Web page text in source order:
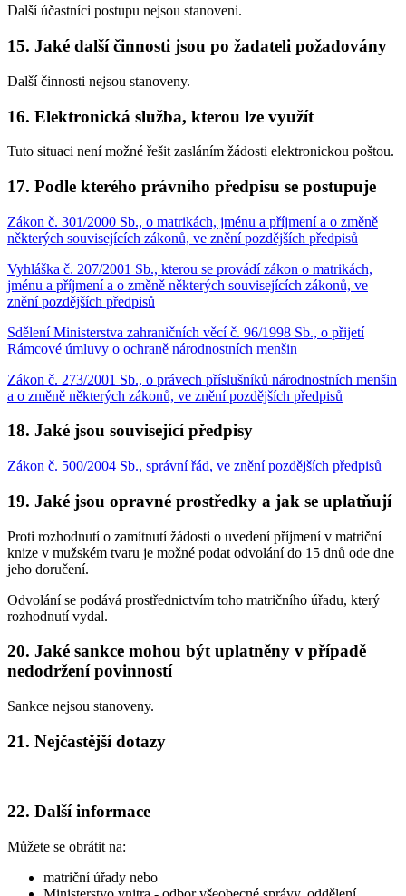
Další účastníci postupu nejsou stanoveni.
15. Jaké další činnosti jsou po žadateli požadovány
Další činnosti nejsou stanoveny.
16. Elektronická služba, kterou lze využít
Tuto situaci není možné řešit zasláním žádosti elektronickou poštou.
17. Podle kterého právního předpisu se postupuje
Zákon č. 301/2000 Sb., o matrikách, jménu a příjmení a o změně
některých souvisejících zákonů, ve znění pozdějších předpisů
Vyhláška č. 207/2001 Sb., kterou se provádí zákon o matrikách,
jménu a příjmení a o změně některých souvisejících zákonů, ve
znění pozdějších předpisů
Sdělení Ministerstva zahraničních věcí č. 96/1998 Sb., o přijetí
Rámcové úmluvy o ochraně národnostních menšin
Zákon č. 273/2001 Sb., o právech příslušníků národnostních menšin
a o změně některých zákonů, ve znění pozdějších předpisů
18. Jaké jsou související předpisy
Zákon č. 500/2004 Sb., správní řád, ve znění pozdějších předpisů
19. Jaké jsou opravné prostředky a jak se uplatňují
Proti rozhodnutí o zamítnutí žádosti o uvedení příjmení v matriční
knize v mužském tvaru je možné podat odvolání do 15 dnů ode dne
jeho doručení.
Odvolání se podává prostřednictvím toho matričního úřadu, který
rozhodnutí vydal.
20. Jaké sankce mohou být uplatněny v případě
nedodržení povinností
Sankce nejsou stanoveny.
21. Nejčastější dotazy
22. Další informace
Můžete se obrátit na:
matriční úřady nebo